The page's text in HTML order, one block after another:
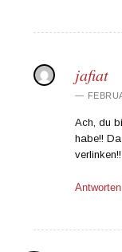
jafiat
Ach, du
habe!!
Antworten